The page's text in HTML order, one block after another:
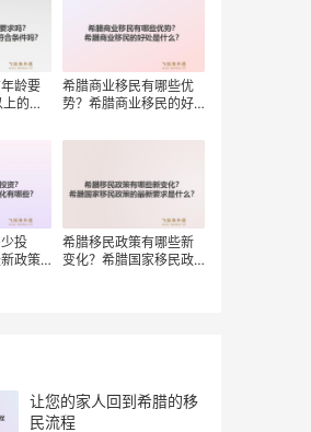
龄要
的申
希腊商业移民有哪些优
势？希腊商业移民的好
投
政策
希腊移民政策有哪些新
变化？希腊国家移民政
让您的家人回到希腊的移
民流程